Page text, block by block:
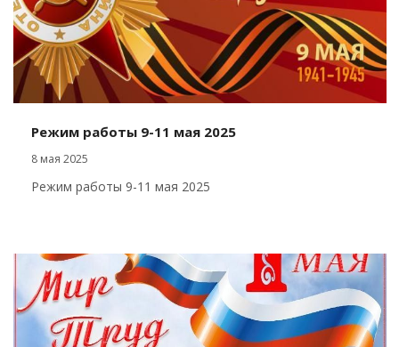
Режим работы 9-11 мая 2025
8 мая 2025
Режим работы 9-11 мая 2025